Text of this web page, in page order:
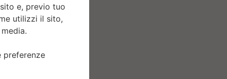
è
e, previo tuo
utilizzi il sito,
preferenze